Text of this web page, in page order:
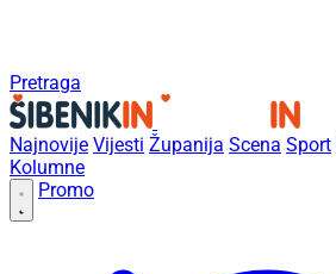
Pretraga
Najnovije Vijesti Županija Scena Sport
Kolumne
Promo